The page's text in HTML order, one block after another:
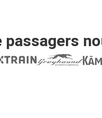
passagers